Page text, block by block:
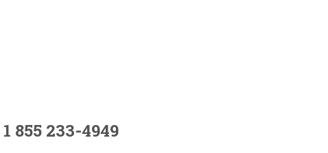
1 855 233-4949